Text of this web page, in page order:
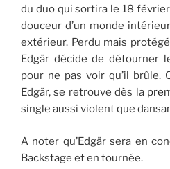
du duo qui sortira le 18
douceur d’un monde
extérieur. Perdu mais
Edgär décide de détourner
pour ne pas voir qu’il brûle.
Edgär, se retrouve dès la
single aussi violent que
A noter qu’Edgär sera en
Backstage et en tournée.